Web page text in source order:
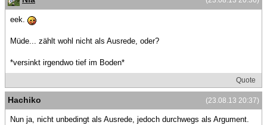
eek.
Müde... zählt wohl nicht als Ausrede, oder?
*versinkt irgendwo tief im Boden*
Quote
(23.08.13 20:37)
Hachiko
Nun ja, nicht unbedingt als Ausrede, jedoch durchwegs als Argument.